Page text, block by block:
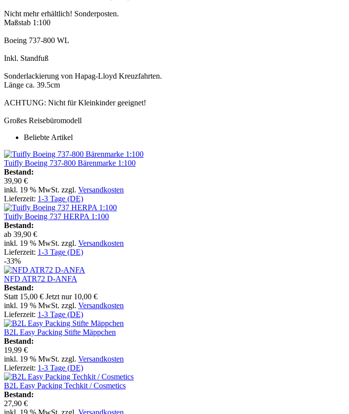
Nicht mehr erhältlich! Sonderposten.
Maßstab 1:100
Boeing 737-800 WL
Inkl. Standfuß
Sonderlackierung von Hapag-Lloyd Kreuzfahrten.
Länge ca. 39.5cm
ACHTUNG: Nicht für Kleinkinder geeignet!
Großes Reisebüromodell
Beliebte Artikel
Tuifly Boeing 737-800 Bärenmarke 1:100
Bestand:
39,90 €
inkl. 19 % MwSt. zzgl. Versandkosten
Lieferzeit: 1-3 Tage (DE)
Tuifly Boeing 737 HERPA 1:100
Bestand:
ab 39,90 €
inkl. 19 % MwSt. zzgl. Versandkosten
Lieferzeit: 1-3 Tage (DE)
-33%
NFD ATR72 D-ANFA
Bestand:
Statt 15,00 € Jetzt nur 10,00 €
inkl. 19 % MwSt. zzgl. Versandkosten
Lieferzeit: 1-3 Tage (DE)
B2L Easy Packing Stifte Mäppchen
Bestand:
19,99 €
inkl. 19 % MwSt. zzgl. Versandkosten
Lieferzeit: 1-3 Tage (DE)
B2L Easy Packing Techkit / Cosmetics
Bestand:
27,90 €